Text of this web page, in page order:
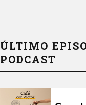
ÚLTIMO
PODCAST